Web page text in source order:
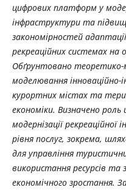
цифрових платформ у
інфраструктури та
закономірностей
рекреаційних системах на
Обґрунтовано теоретико-
моделювання інноваційно-
курортних містах та
економіки. Визначено
модернізації
рівня послуг, зокрема,
для управління
використання ресурсів та
економічного зростання.